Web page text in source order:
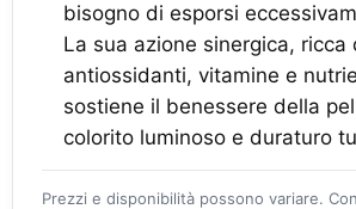
bisogno di esporsi
La sua azione sinergica, ricca
antiossidanti, vitamine e
sostiene il benessere della
colorito luminoso e duraturo
Prezzi e disponibilità possono variare.